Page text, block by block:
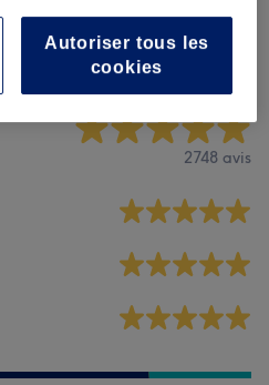
2748 avis
Autoriser tous les
cookies